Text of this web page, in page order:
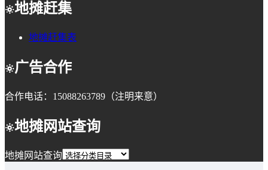
地摊赶集
地摊赶集表
广告合作
合作电话：15088263789（注明来意）
地摊网站查询
地摊网站查询